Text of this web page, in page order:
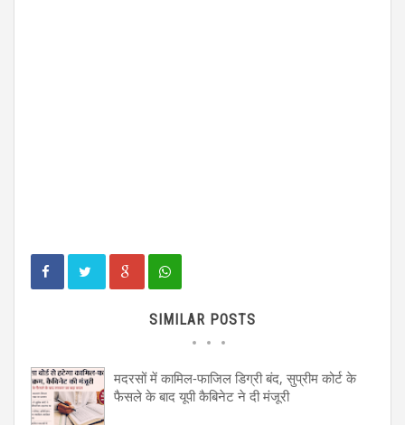
SIMILAR POSTS
मदरसों में कामिल-फाजिल डिग्री बंद, सुप्रीम कोर्ट के
फैसले के बाद यूपी कैबिनेट ने दी मंजूरी